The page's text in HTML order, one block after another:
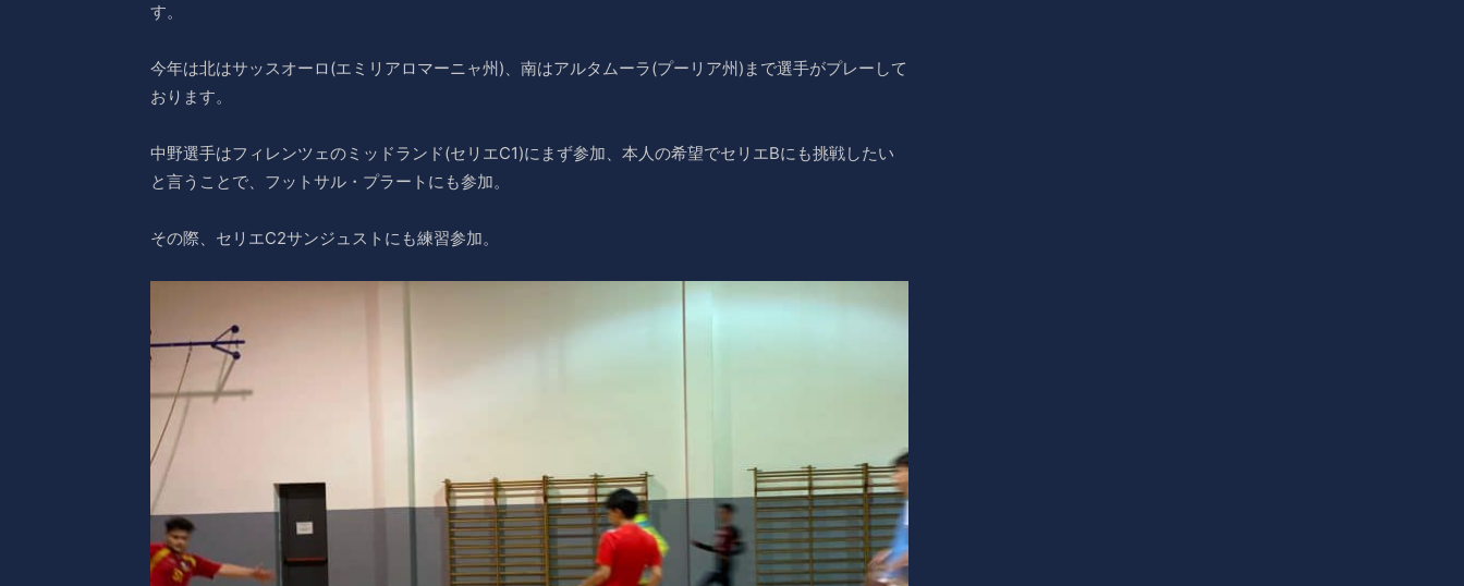
す。
今年は北はサッスオーロ(エミリアロマーニャ州)、南はアルタムーラ(プーリア州)まで選手がプレーして
おります。
中野選手はフィレンツェのミッドランド(セリエC1)にまず参加、本人の希望でセリエBにも挑戦したい
と言うことで、フットサル・プラートにも参加。
その際、セリエC2サンジュストにも練習参加。